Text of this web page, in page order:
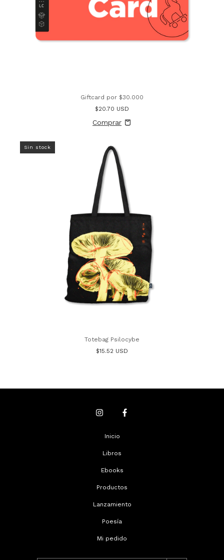
Giftcard por $30.000
$20.70 USD
Sin stock
Totebag Psilocybe
$15.52 USD
Inicio
Libros
Ebooks
Productos
Lanzamiento
Poesía
Mi pedido